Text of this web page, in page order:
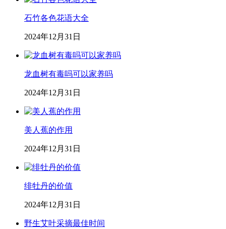
石竹各色花语大全
2024年12月31日
龙血树有毒吗可以家养吗
2024年12月31日
美人蕉的作用
2024年12月31日
绯牡丹的价值
2024年12月31日
野生艾叶采摘最佳时间